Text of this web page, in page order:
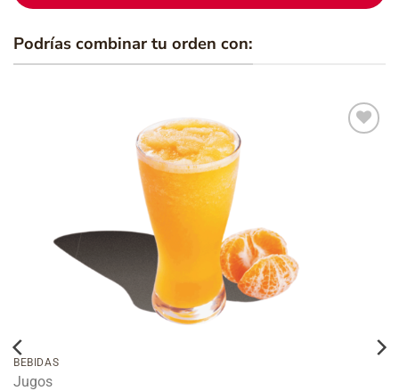
Podrías combinar tu orden con:
BEBIDAS
Jugos